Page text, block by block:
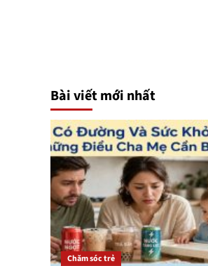
Bài viết mới nhất
Chăm sóc trẻ